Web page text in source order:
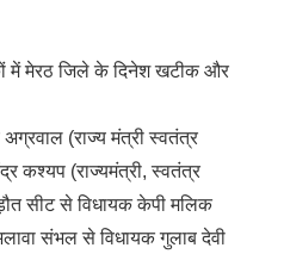
में मेरठ जिले के दिनेश खटीक और
(राज्य मंत्री स्वतंत्र
कश्यप (राज्यमंत्री, स्वतंत्र
सीट से विधायक केपी मलिक
संभल से विधायक गुलाब देवी